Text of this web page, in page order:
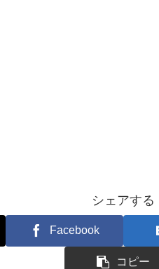
シェアする
Facebook
コピー